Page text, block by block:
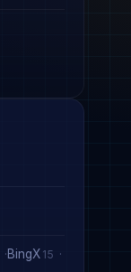
BingX 15